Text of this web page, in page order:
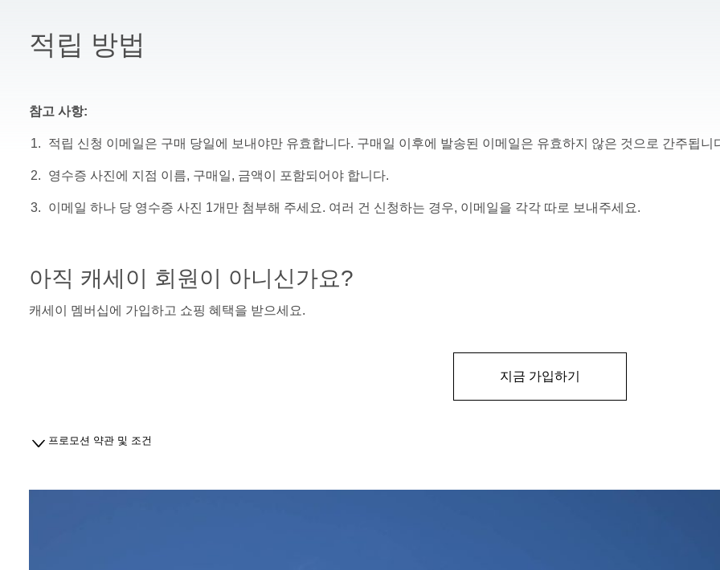
적립 방법
참고 사항:
적립 신청 이메일은 구매 당일에 보내야만 유효합니다. 구매일 이후에 발송된 이메일은 유효하지 않은 것으로 간주됩니
영수증 사진에 지점 이름, 구매일, 금액이 포함되어야 합니다.
이메일 하나 당 영수증 사진 1개만 첨부해 주세요. 여러 건 신청하는 경우, 이메일을 각각 따로 보내주세요.
아직 캐세이 회원이 아니신가요?
캐세이 멤버십에 가입하고 쇼핑 혜택을 받으세요.
지금 가입하기
프로모션 약관 및 조건